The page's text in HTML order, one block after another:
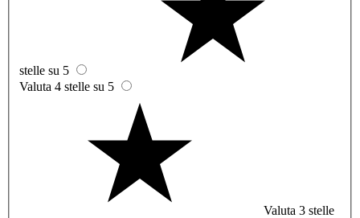
stelle su 5
Valuta 4 stelle su 5
Valuta 3 stelle